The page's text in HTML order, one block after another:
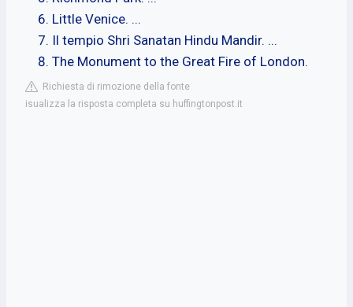
Little Venice. ...
Il tempio Shri Sanatan Hindu Mandir. ...
The Monument to the Great Fire of London.
Richiesta di rimozione della fonte
isualizza la risposta completa su huffingtonpost.it